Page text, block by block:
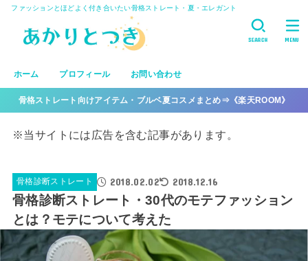
ファッションとほどよく付き合いたい骨格ストレート・夏・エレガント
ホーム プロフィール お問い合わせ
SEARCH MENU
骨格ストレート向けアイテム・ブルベ夏コスメまとめ⇒《楽天ROOM》
※当サイトには広告を含む記事があります。
骨格診断ストレート 2018.02.02 2018.12.16
骨格診断ストレート・30代のモテファッション
とは？モテについて考えた